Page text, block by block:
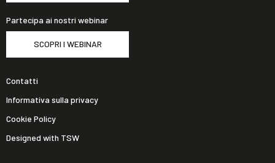
Partecipa ai nostri webinar
SCOPRI I WEBINAR
Contatti
Informativa sulla privacy
Cookie Policy
Designed with TSW